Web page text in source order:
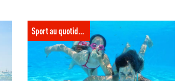
A quel cours de piscine inscrire mon enfant à
la rentrée ?
Sport au quotidien